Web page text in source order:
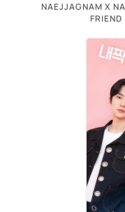
NAEJJAGNAM X